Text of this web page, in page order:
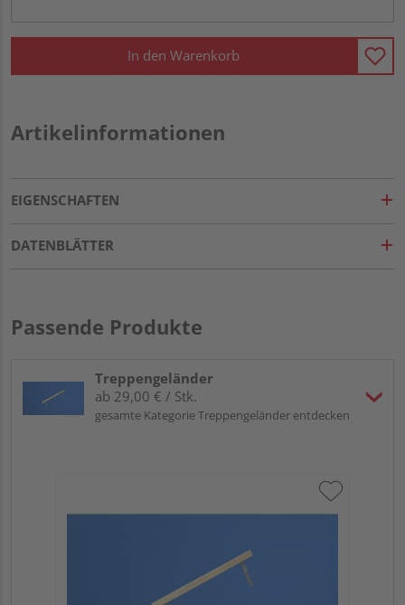
In den Warenkorb
Artikelinformationen
EIGENSCHAFTEN
DATENBLÄTTER
Passende Produkte
Treppengeländer
ab 29,00 € / Stk.
gesamte Kategorie Treppengeländer entdecken